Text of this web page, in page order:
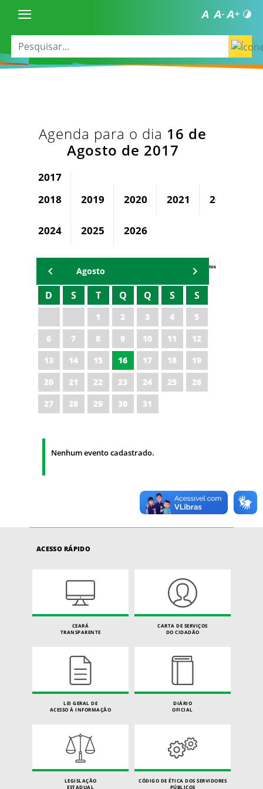
Agenda para o dia 16 de
Agosto de 2017
2017
2018
2019 2020 2021 2022
2024 2025 2026
Eventos
Agosto
D S T Q Q S S
1 2 3 4
5
6
7 8 9 10 11
12
13
14 15 16 17 18
19
20
21 22 23 24 25
26
27
28 29 30 31
Nenhum evento cadastrado.
ACESSO RÁPIDO
CEARÁ
TRANSPARENTE
CARTA DE SERVIÇOS
DO CIDADÃO
LEI GERAL DE
ACESSO À INFORMAÇÃO
DIÁRIO
OFICIAL
LEGISLAÇÃO
ESTADUAL
CÓDIGO DE ÉTICA DOS SERVIDORES
PÚBLICOS